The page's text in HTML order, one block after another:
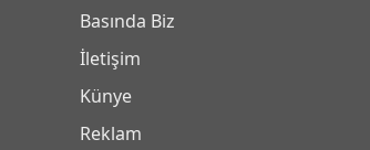
Basında Biz
İletişim
Künye
Reklam